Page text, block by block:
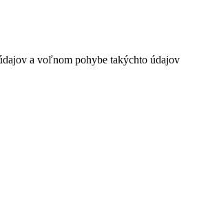
a voľnom pohybe takýchto údajov